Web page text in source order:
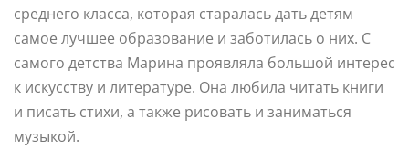
среднего класса, которая старалась дать детям
самое лучшее образование и заботилась о них. С
самого детства Марина проявляла большой интерес
к искусству и литературе. Она любила читать книги
и писать стихи, а также рисовать и заниматься
музыкой.